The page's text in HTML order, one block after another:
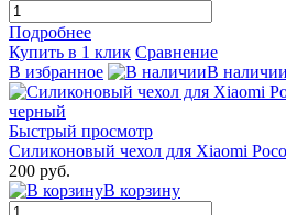
Подробнее
Купить в 1 клик Сравнение
В избранное
В наличии
Быстрый просмотр
Силиконовый чехол для Xiaomi
200 руб.
В корзину